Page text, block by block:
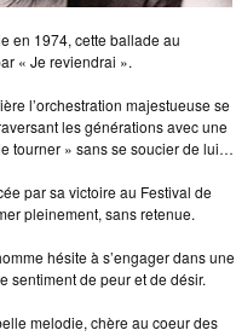
en 1974, cette ballade au
« Je reviendrai ».
l’orchestration majestueuse se
les générations avec une
tourner » sans se soucier de lui…
par sa victoire au Festival de
pleinement, sans retenue.
hésite à s’engager dans une
sentiment de peur et de désir.
melodie, chère au coeur des